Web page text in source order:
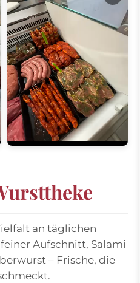
an täglichen
Aufschnitt, Salami
– Frische, die